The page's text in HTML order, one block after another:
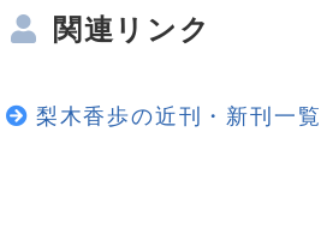
関連リンク
梨木香歩の近刊・新刊一覧